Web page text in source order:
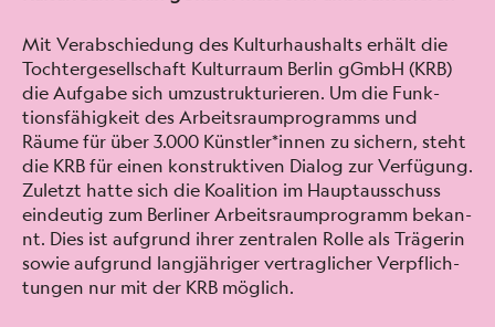
Mit Ver­ab­schiedung des Kul­turhaushalts erhält die
Tochterge­sellschaft Kul­tur­raum Berlin gGmbH (KRB)
die Auf­gabe sich umzus­truk­turi­eren. Um die Funk­
tions­fähigkeit des Arbeit­sraumpro­gramms und
Räume für über 3.000 Künstler*innen zu sich­ern, ste­ht
die KRB für einen kon­struk­tiv­en Dia­log zur Ver­fü­gung.
Zulet­zt hat­te sich die Koali­tion im Haup­tauss­chuss
ein­deutig zum Berlin­er Arbeit­sraumpro­gramm bekan­
nt. Dies ist auf­grund ihrer zen­tralen Rolle als Trägerin
sowie auf­grund langjähriger ver­traglich­er Verpflich­
tun­gen nur mit der KRB möglich.